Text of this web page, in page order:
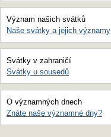
Význam našich svátků
Naše svátky a jejich významy
Svátky v zahraničí
Svátky u sousedů
O významných dnech
Znáte naše významné dny?